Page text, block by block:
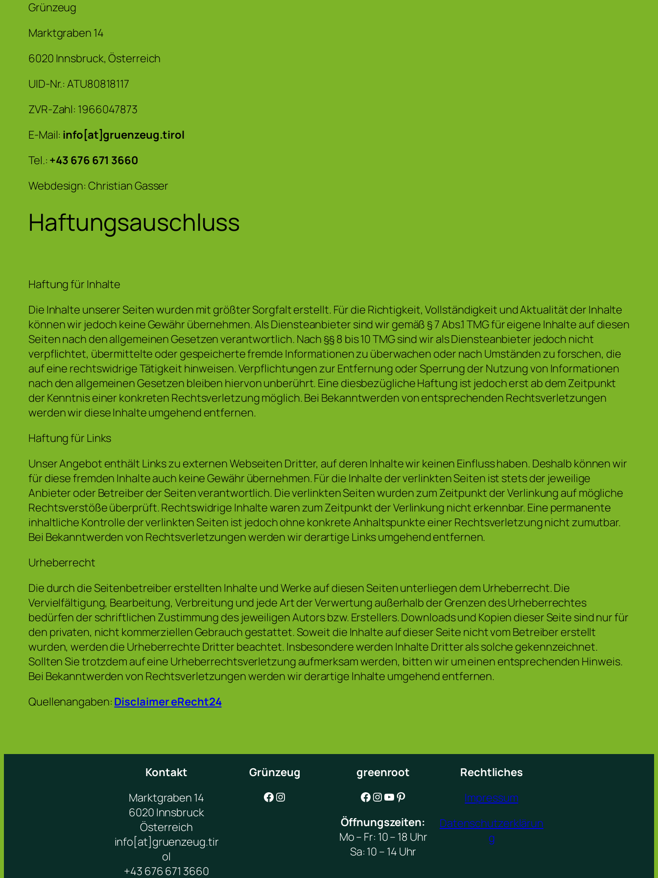
Grünzeug
Marktgraben 14
6020 Innsbruck, Österreich
UID-Nr.: ATU80818117
ZVR-Zahl: 1966047873
E-Mail: info[at]gruenzeug.tirol
Tel.: +43 676 671 3660
Webdesign: Christian Gasser
Haftungsauschluss
Haftung für Inhalte
Die Inhalte unserer Seiten wurden mit größter Sorgfalt erstellt. Für die Richtigkeit, Vollständigkeit und Aktualität der Inhalte
können wir jedoch keine Gewähr übernehmen. Als Diensteanbieter sind wir gemäß § 7 Abs.1 TMG für eigene Inhalte auf diesen
Seiten nach den allgemeinen Gesetzen verantwortlich. Nach §§ 8 bis 10 TMG sind wir als Diensteanbieter jedoch nicht
verpflichtet, übermittelte oder gespeicherte fremde Informationen zu überwachen oder nach Umständen zu forschen, die
auf eine rechtswidrige Tätigkeit hinweisen. Verpflichtungen zur Entfernung oder Sperrung der Nutzung von Informationen
nach den allgemeinen Gesetzen bleiben hiervon unberührt. Eine diesbezügliche Haftung ist jedoch erst ab dem Zeitpunkt
der Kenntnis einer konkreten Rechtsverletzung möglich. Bei Bekanntwerden von entsprechenden Rechtsverletzungen
werden wir diese Inhalte umgehend entfernen.
Haftung für Links
Unser Angebot enthält Links zu externen Webseiten Dritter, auf deren Inhalte wir keinen Einfluss haben. Deshalb können wir
für diese fremden Inhalte auch keine Gewähr übernehmen. Für die Inhalte der verlinkten Seiten ist stets der jeweilige
Anbieter oder Betreiber der Seiten verantwortlich. Die verlinkten Seiten wurden zum Zeitpunkt der Verlinkung auf mögliche
Rechtsverstöße überprüft. Rechtswidrige Inhalte waren zum Zeitpunkt der Verlinkung nicht erkennbar. Eine permanente
inhaltliche Kontrolle der verlinkten Seiten ist jedoch ohne konkrete Anhaltspunkte einer Rechtsverletzung nicht zumutbar.
Bei Bekanntwerden von Rechtsverletzungen werden wir derartige Links umgehend entfernen.
Urheberrecht
Die durch die Seitenbetreiber erstellten Inhalte und Werke auf diesen Seiten unterliegen dem Urheberrecht. Die
Vervielfältigung, Bearbeitung, Verbreitung und jede Art der Verwertung außerhalb der Grenzen des Urheberrechtes
bedürfen der schriftlichen Zustimmung des jeweiligen Autors bzw. Erstellers. Downloads und Kopien dieser Seite sind nur für
den privaten, nicht kommerziellen Gebrauch gestattet. Soweit die Inhalte auf dieser Seite nicht vom Betreiber erstellt
wurden, werden die Urheberrechte Dritter beachtet. Insbesondere werden Inhalte Dritter als solche gekennzeichnet.
Sollten Sie trotzdem auf eine Urheberrechtsverletzung aufmerksam werden, bitten wir um einen entsprechenden Hinweis.
Bei Bekanntwerden von Rechtsverletzungen werden wir derartige Inhalte umgehend entfernen.
Quellenangaben: Disclaimer eRecht24
Kontakt
Marktgraben 14
6020 Innsbruck
Österreich
info[at]gruenzeug.tir
ol
+43 676 671 3660
Grünzeug
Facebook Instagram
greenroot
Facebook Instagram YouTube Pinterest
Öffnungszeiten:
Mo – Fr: 10 – 18 Uhr
Sa: 10 – 14 Uhr
Rechtliches
Impressum
Datenschutzerklärun
g